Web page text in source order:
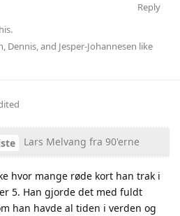
Reply
, Dennis, and Jesper-Johannesen like
Lars Melvang fra 90'erne
hvor mange røde kort han trak i
5. Han gjorde det med fuldt
han havde al tiden i verden og